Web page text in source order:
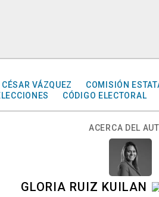
CÉSAR VÁZQUEZ
COMISIÓN
CÓDIGO ELECTORAL
ACERCA DEL
GLORIA RUIZ KUILAN